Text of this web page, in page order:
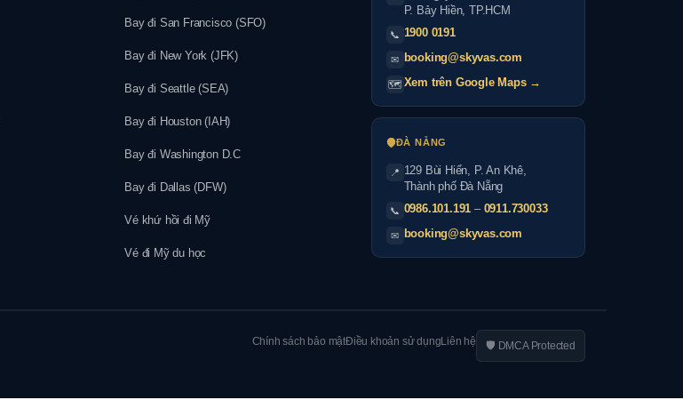
Bay đi San Francisco (SFO)
Bay đi New York (JFK)
Bay đi Seattle (SEA)
Bay đi Houston (IAH)
Bay đi Washington D.C
Bay đi Dallas (DFW)
Vé khứ hồi đi Mỹ
Vé đi Mỹ du học
P. Bảy Hiền, TP.HCM
📞 1900 0191
✉ booking@skyvas.com
🗺 Xem trên Google Maps →
ĐÀ NẴNG
📍 129 Bùi Hiển, P. An Khê,
Thành phố Đà Nẵng
📞 0986.101.191 – 0911.730033
✉ booking@skyvas.com
Chính sách bảo mậtĐiều khoản sử dụngLiên hệ 🛡 DMCA Protected